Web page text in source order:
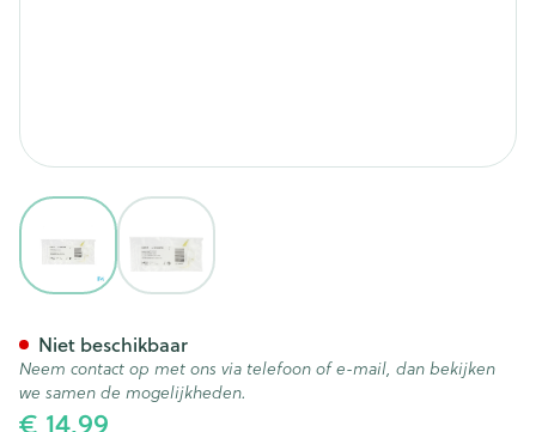
View larger imageView larger image
€ 14,99
Niet beschikbaar
Neem contact op met ons via telefoon of e-mail, dan bekijken
we samen de mogelijkheden.